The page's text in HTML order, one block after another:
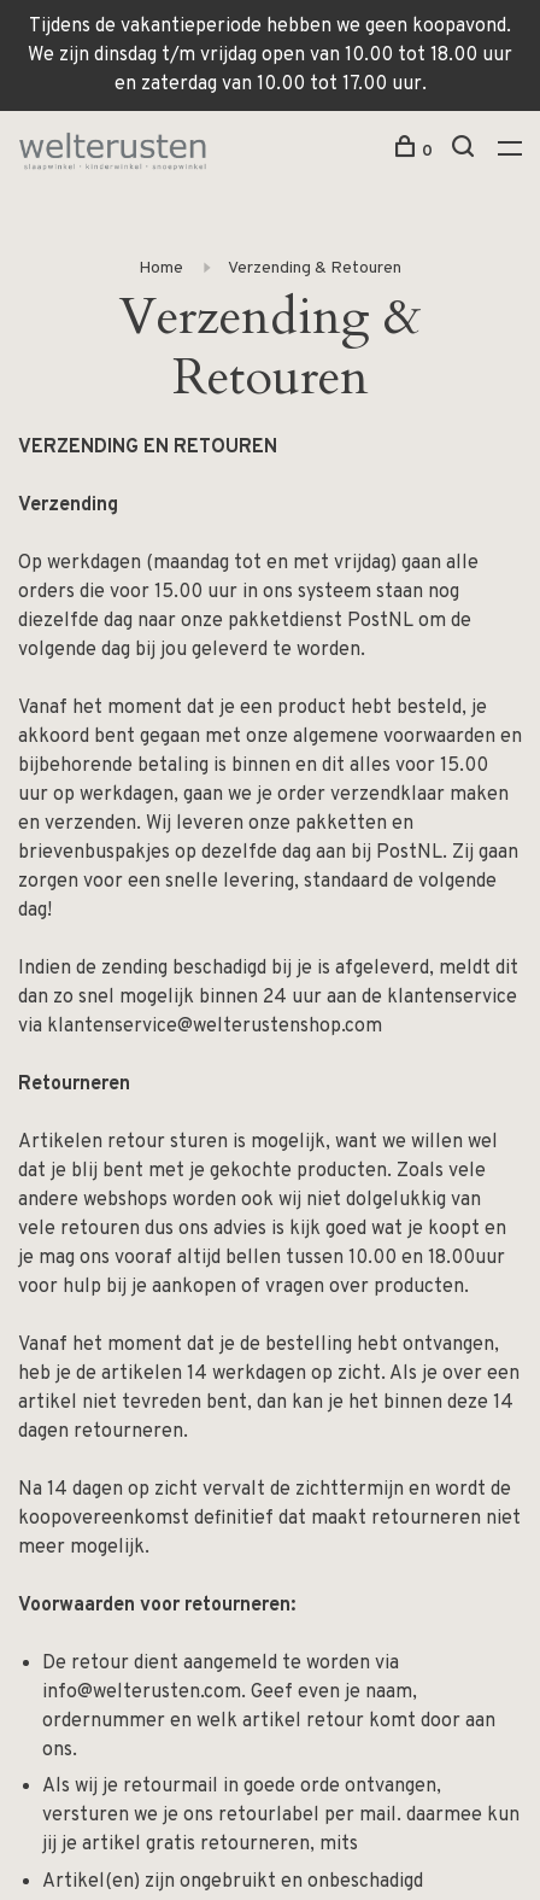
Tijdens de vakantieperiode hebben we geen koopavond.
We zijn dinsdag t/m vrijdag open van 10.00 tot 18.00 uur
en zaterdag van 10.00 tot 17.00 uur.
0
Home Verzending & Retouren
Verzending &
Retouren
VERZENDING EN RETOUREN
Verzending
Op werkdagen (maandag tot en met vrijdag) gaan alle
orders die voor 15.00 uur in ons systeem staan nog
diezelfde dag naar onze pakketdienst PostNL om de
volgende dag bij jou geleverd te worden.
Vanaf het moment dat je een product hebt besteld, je
akkoord bent gegaan met onze algemene voorwaarden en
bijbehorende betaling is binnen en dit alles voor 15.00
uur op werkdagen, gaan we je order verzendklaar maken
en verzenden. Wij leveren onze pakketten en
brievenbuspakjes op dezelfde dag aan bij PostNL. Zij gaan
zorgen voor een snelle levering, standaard de volgende
dag!
Indien de zending beschadigd bij je is afgeleverd, meldt dit
dan zo snel mogelijk binnen 24 uur aan de klantenservice
via klantenservice@welterustenshop.com
Retourneren
Artikelen retour sturen is mogelijk, want we willen wel
dat je blij bent met je gekochte producten. Zoals vele
andere webshops worden ook wij niet dolgelukkig van
vele retouren dus ons advies is kijk goed wat je koopt en
je mag ons vooraf altijd bellen tussen 10.00 en 18.00uur
voor hulp bij je aankopen of vragen over producten.
Vanaf het moment dat je de bestelling hebt ontvangen,
heb je de artikelen 14 werkdagen op zicht. Als je over een
artikel niet tevreden bent, dan kan je het binnen deze 14
dagen retourneren.
Na 14 dagen op zicht vervalt de zichttermijn en wordt de
koopovereenkomst definitief dat maakt retourneren niet
meer mogelijk.
Voorwaarden voor retourneren:
De retour dient aangemeld te worden via
info@welterusten.com. Geef even je naam,
ordernummer en welk artikel retour komt door aan
ons.
Als wij je retourmail in goede orde ontvangen,
versturen we je ons retourlabel per mail. daarmee kun
jij je artikel gratis retourneren, mits
Artikel(en) zijn ongebruikt en onbeschadigd